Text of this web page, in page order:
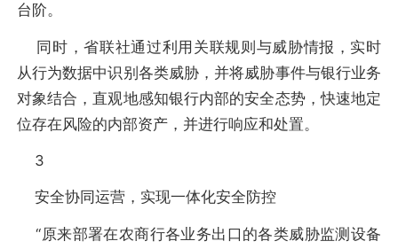
台阶。
同时，省联社通过利用关联规则与威胁情报，实时
从行为数据中识别各类威胁，并将威胁事件与银行业务
对象结合，直观地感知银行内部的安全态势，快速地定
位存在风险的内部资产，并进行响应和处置。
3
安全协同运营，实现一体化安全防控
“原来部署在农商行各业务出口的各类威胁监测设备